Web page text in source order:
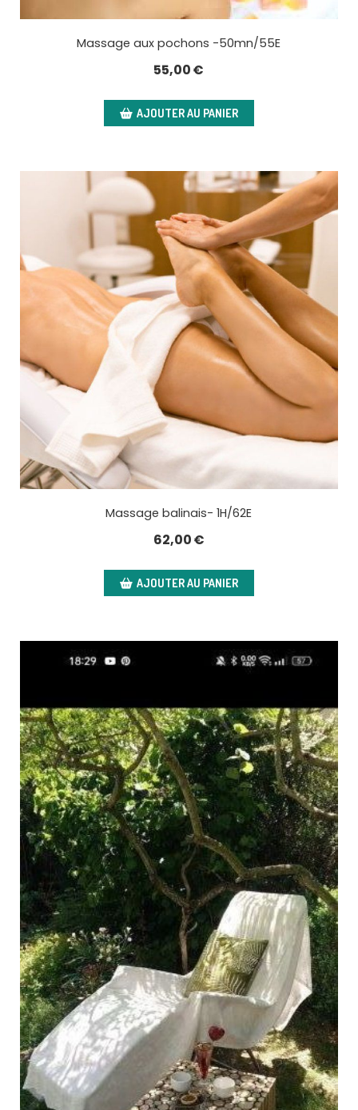
Massage aux pochons -50mn/55E
55,00€
AJOUTER AU PANIER
Massage balinais- 1H/62E
62,00€
AJOUTER AU PANIER